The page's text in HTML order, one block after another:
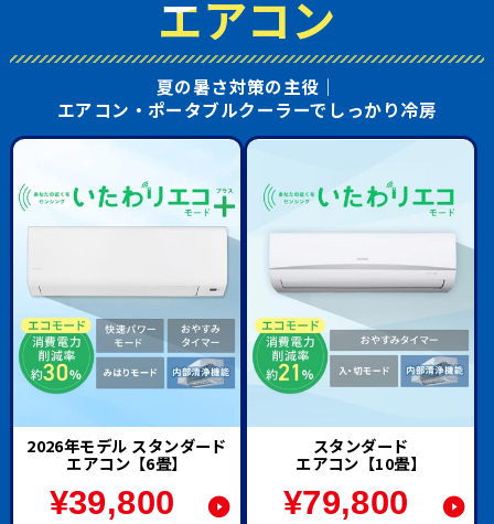
エアコン
夏の暑さ対策の主役｜
エアコン・ポータブルクーラーでしっかり冷房
2026年モデル スタンダード
エアコン【6畳】
¥39,800
スタンダード
エアコン【10畳】
¥79,800